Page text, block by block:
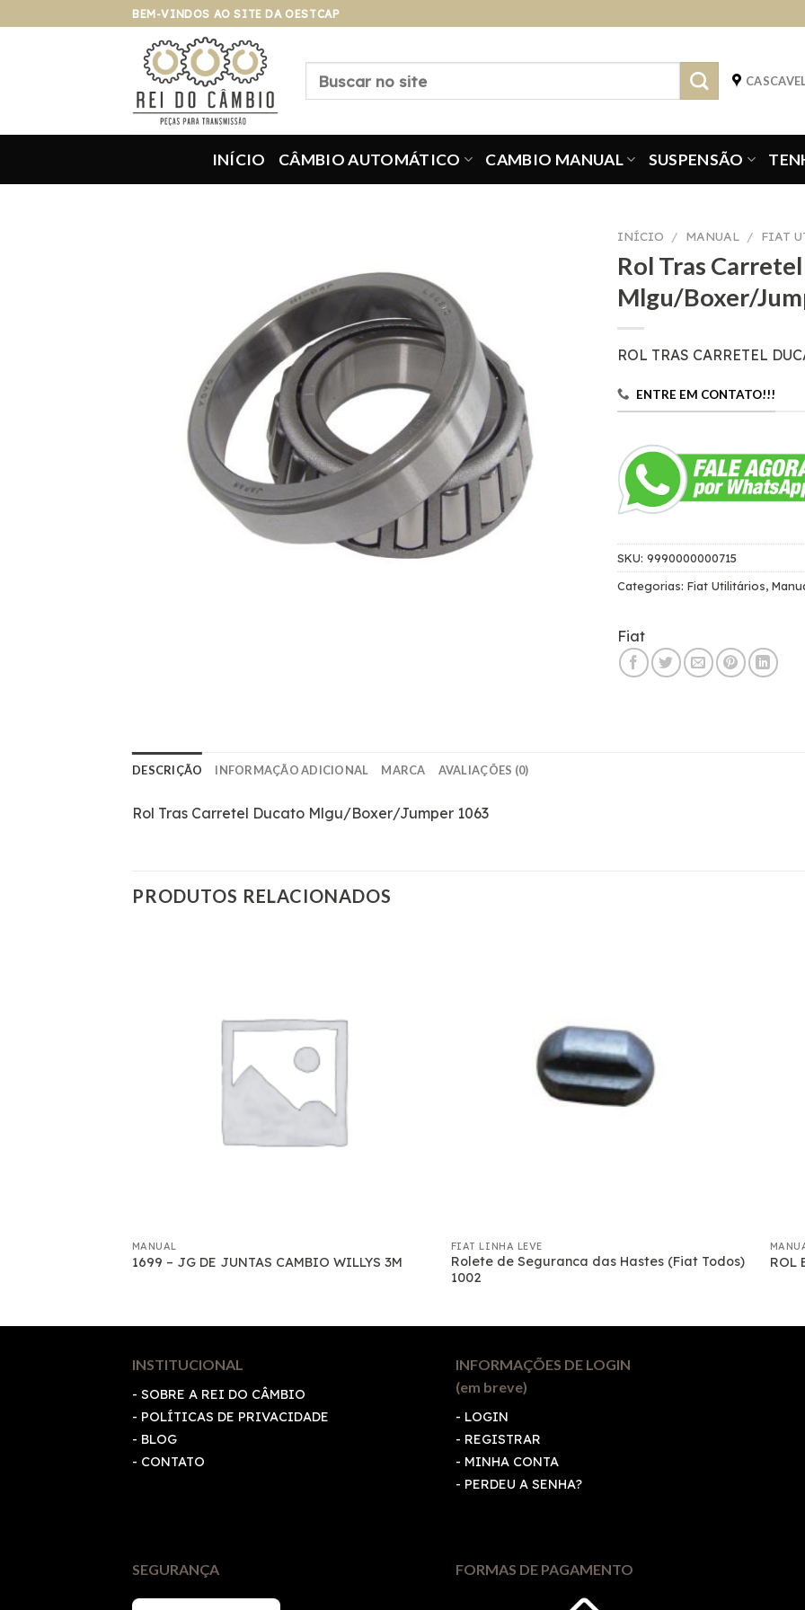
para
BEM-VINDOS AO SITE DA OESTCAP
Pesquisar
INÍCIO CÂMBIO AUTOMÁTICO CAMBIO MANUAL SUSPENSÃO
INÍCIO / MANUAL / FIAT
Rol Tras
Mlgu/Boxer/
ROL TRAS CARRETEL
ENTRE EM CONTATO!!!
SKU: 9990000000715
Categorias: Fiat Utilitários,
Fiat
DESCRIÇÃO INFORMAÇÃO ADICIONAL MARCA AVALIAÇÕES (0)
Rol Tras Carretel Ducato Mlgu/Boxer/Jumper 1063
PRODUTOS RELACIONADOS
MANUAL
1699 – JG DE JUNTAS CAMBIO WILLYS 3M
FIAT LINHA LEVE
Rolete de Seguranca das Hastes (Fiat Todos)
1002
ROL
INSTITUCIONAL
- SOBRE A REI DO CÂMBIO
- POLÍTICAS DE PRIVACIDADE
- BLOG
- CONTATO
INFORMAÇÕES DE LOGIN
(em breve)
- LOGIN
- REGISTRAR
- MINHA CONTA
- PERDEU A SENHA?
SEGURANÇA FORMAS DE PAGAMENTO